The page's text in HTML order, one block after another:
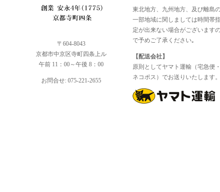
〒604-8043
京都市中京区寺町四条上ル
午前 11：00～午後 8：00
お問合せ: 075-221-2655
東北地方、九州地方、及び離島
一部地域に関しましては時間帯
定が出来ない場合がございます
で予めご了承ください｡
【配送会社】
原則としてヤマト運輸（宅急便
ネコポス）でお送りいたします